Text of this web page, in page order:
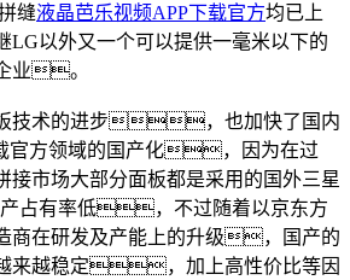
缝液晶芭乐视频APP下载官方均已上
以外又一个可以提供一毫米以下的
业。
板技术的进步，也加快了国内
官方领域的国产化，因为在过
市场大部分面板都是采用的国外三星
有率低，不过随着以京东方
商在研发及产能上的升级，国产的
来越稳定，加上高性价比等因